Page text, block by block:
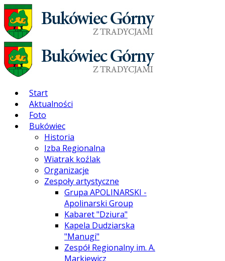
Start
Aktualności
Foto
Bukówiec
Historia
Izba Regionalna
Wiatrak koźlak
Organizacje
Zespoły artystyczne
Grupa APOLINARSKI -
Apolinarski Group
Kabaret "Dziura"
Kapela Dudziarska
"Manugi"
Zespół Regionalny im. A.
Markiewicz